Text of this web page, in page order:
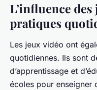
L’influence
pratiques
Les jeux vidéo ont
quotidiennes. Ils sont
d’apprentissage et
écoles pour enseigner